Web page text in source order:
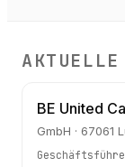
BE United
GmbH · 67061